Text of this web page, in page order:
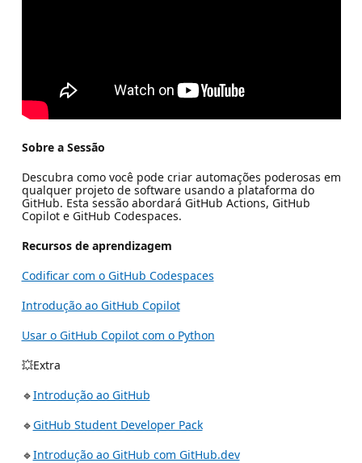
Sobre a Sessão
Descubra como você pode criar automações poderosas em
qualquer projeto de software usando a plataforma do
GitHub. Esta sessão abordará GitHub Actions, GitHub
Copilot e GitHub Codespaces.
Recursos de aprendizagem
Codificar com o GitHub Codespaces
Introdução ao GitHub Copilot
Usar o GitHub Copilot com o Python
💥Extra
🔹Introdução ao GitHub
🔹GitHub Student Developer Pack
🔹Introdução ao GitHub com GitHub.dev